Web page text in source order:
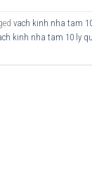
vach kinh nha tam
kinh nha tam 10 ly